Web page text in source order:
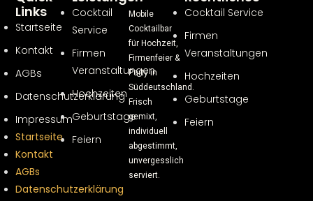
Mobile
Cocktailbar
für Hochzeit,
Firmenfeier &
Party in
Süddeutschland.
Frisch
gemixt,
individuell
abgestimmt,
unvergesslich
serviert.
Cocktail
Service
Firmen
Veranstaltungen
Hochzeiten
Geburtstage
Feiern
Links
Startseite
Kontakt
AGBs
Datenschutzerklärung
Impressum
Startseite
Kontakt
AGBs
Datenschutzerklärung
Cocktail Service
Firmen
Veranstaltungen
Hochzeiten
Geburtstage
Feiern